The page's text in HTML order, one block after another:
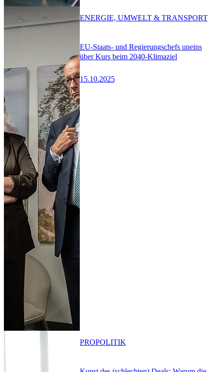
EU-Staats- und Regierungschefs uneins
über Kurs beim 2040-Klimaziel
15.10.2025
ENERGIE, UMWELT & TRANSPORT
PROPOLITIK